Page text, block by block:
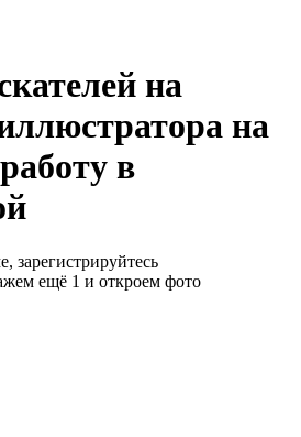
на
на
в
зарегистрируйтесь
ещё 1 и откроем фото